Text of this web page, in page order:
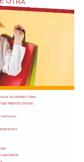
de la UNESCO
los reclamos que
desde el
de que el
más
antes de que las
Viedma
de
en las
manifestantes
contundentes
de seguridad
baldosas y
También
y en
al juzgado
de los
porteño y al